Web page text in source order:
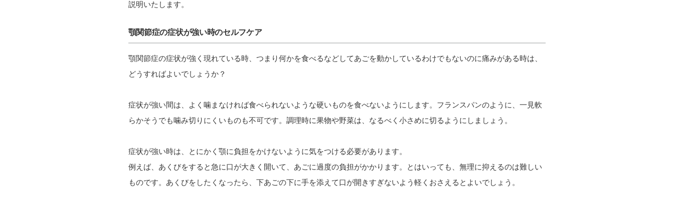
説明いたします。
顎関節症の症状が強い時のセルフケア
顎関節症の症状が強く現れている時、つまり何かを食べるなどしてあごを動かしているわけでもないのに痛みがある時は、
どうすればよいでしょうか？
症状が強い間は、よく噛まなければ食べられないような硬いものを食べないようにします。フランスパンのように、一見軟
らかそうでも噛み切りにくいものも不可です。調理時に果物や野菜は、なるべく小さめに切るようにしましょう。
症状が強い時は、とにかく顎に負担をかけないように気をつける必要があります。
例えば、あくびをすると急に口が大きく開いて、あごに過度の負担がかかります。とはいっても、無理に抑えるのは難しい
ものです。あくびをしたくなったら、下あごの下に手を添えて口が開きすぎないよう軽くおさえるとよいでしょう。